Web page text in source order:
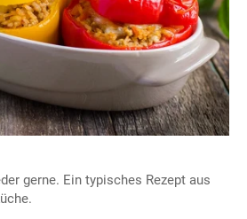
gerne. Ein typisches Rezept aus